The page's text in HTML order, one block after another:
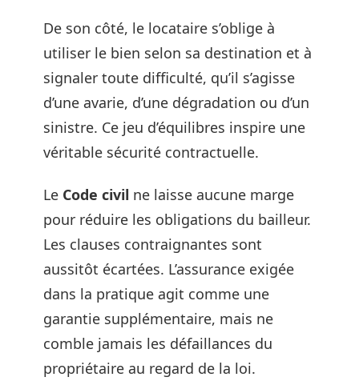
De son côté, le locataire s’oblige à
utiliser le bien selon sa destination et à
signaler toute difficulté, qu’il s’agisse
d’une avarie, d’une dégradation ou d’un
sinistre. Ce jeu d’équilibres inspire une
véritable sécurité contractuelle.
Le Code civil ne laisse aucune marge
pour réduire les obligations du bailleur.
Les clauses contraignantes sont
aussitôt écartées. L’assurance exigée
dans la pratique agit comme une
garantie supplémentaire, mais ne
comble jamais les défaillances du
propriétaire au regard de la loi.